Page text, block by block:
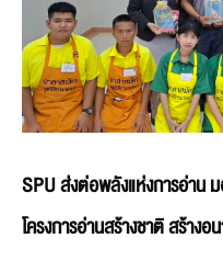
SPU ส่งต่อพลังแห่งการอ่าน
โครงการอ่านสร้างชาติ สร้าง